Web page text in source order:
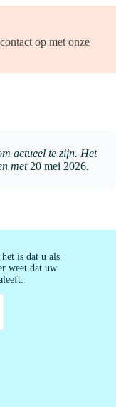
op met onze
actueel te zijn. Het
met 20 mei 2026.
is dat u als
weet dat uw